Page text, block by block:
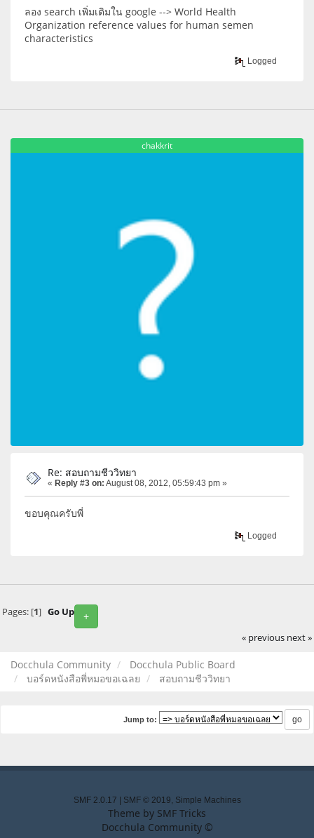
ลอง search เพิ่มเติมใน google --> World Health
Organization reference values for human semen
characteristics
Logged
chakkrit
Re: สอบถามชีววิทยา
« Reply #3 on: August 08, 2012, 05:59:43 pm »
ขอบคุณครับพี่
Logged
+
Pages: [1] Go Up
« previous next »
Docchula Community
Docchula Public Board
บอร์ดหนังสือพี่หมอขอเฉลย
สอบถามชีววิทยา
Jump to:
SMF 2.0.17 | SMF © 2019 Simple Machines
Theme by SMF Tricks
Docchula Community ©